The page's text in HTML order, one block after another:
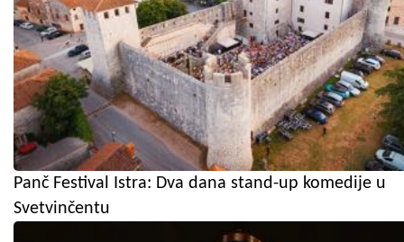
Panč Festival Istra: Dva dana stand-up komedije u
Svetvinčentu